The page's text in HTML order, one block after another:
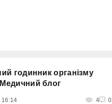
дитину. Важливо знати,
різке схуднення
годинник організму
блог
16:14 4 0